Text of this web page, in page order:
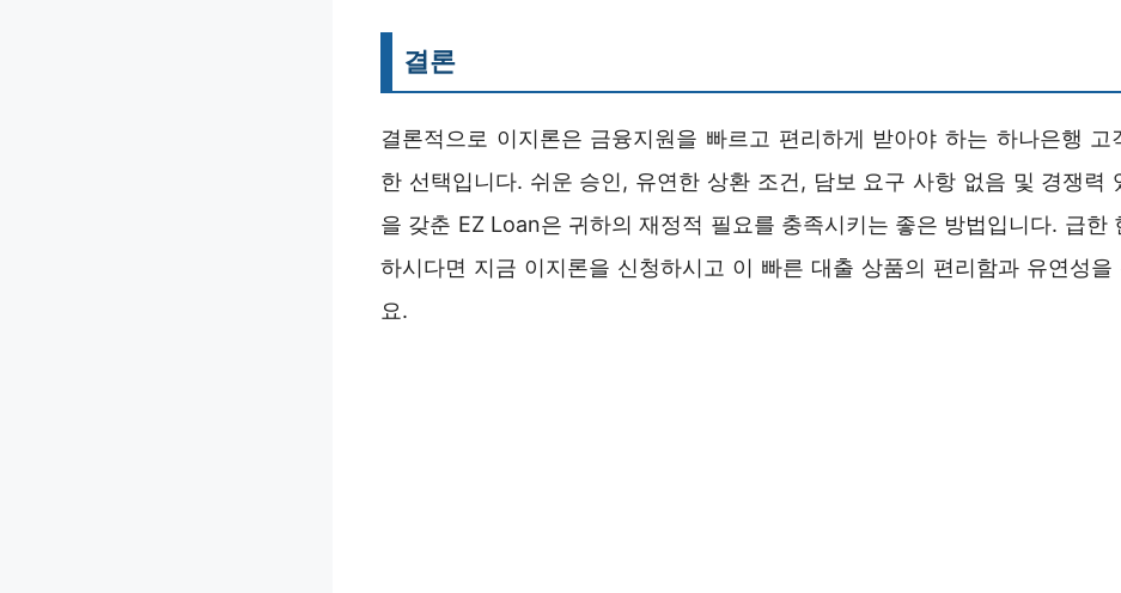
결론
결론적으로 이지론은 금융지원을 빠르고 편리하게 받아야 하는 하나은행 고
한 선택입니다. 쉬운 승인, 유연한 상환 조건, 담보 요구 사항 없음 및 경쟁력
을 갖춘 EZ Loan은 귀하의 재정적 필요를 충족시키는 좋은 방법입니다. 급한
하시다면 지금 이지론을 신청하시고 이 빠른 대출 상품의 편리함과 유연성을
요.